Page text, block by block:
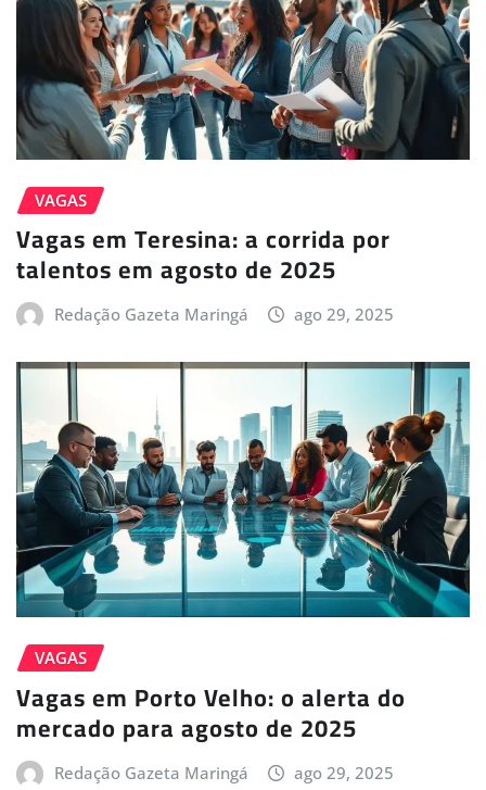
VAGAS
Vagas em Teresina: a corrida por
talentos em agosto de 2025
Redação Gazeta Maringá ago 29, 2025
VAGAS
Vagas em Porto Velho: o alerta do
mercado para agosto de 2025
Redação Gazeta Maringá ago 29, 2025